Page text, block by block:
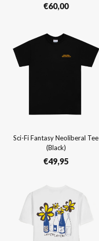
€60,00
Sci-Fi Fantasy Neoliberal Tee
(Black)
€49,95